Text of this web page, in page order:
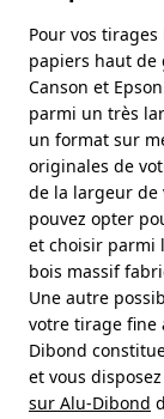
Pour vos
papiers haut de
Canson et
parmi un très
un format sur
originales de
de la largeur de
pouvez opter
et choisir parmi
bois massif
Une autre
votre tirage fine
Dibond
et vous
sur Alu-Dibond